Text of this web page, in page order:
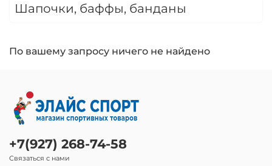
Шапочки, баффы, банданы
По вашему запросу ничего не найдено
+7(927) 268-74-58
Связаться с нами